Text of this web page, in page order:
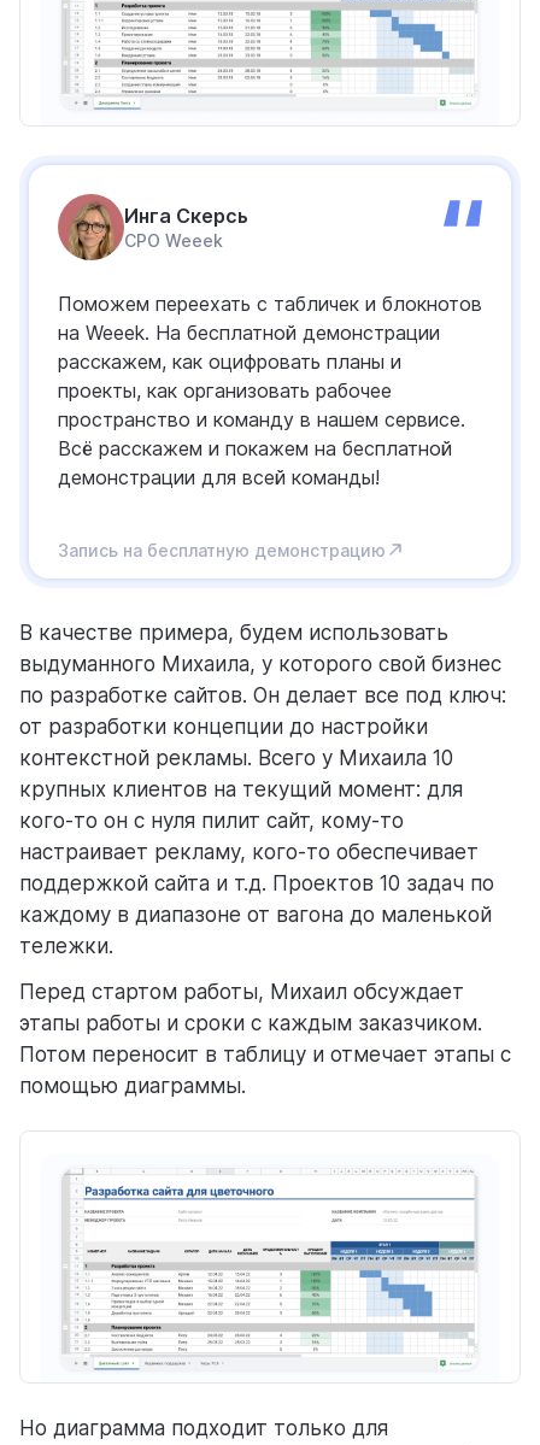
Инга Скерсь
CPO Weeek
Поможем переехать с табличек и блокнотов
на Weeek. На бесплатной демонстрации
расскажем, как оцифровать планы и
проекты, как организовать рабочее
пространство и команду в нашем сервисе.
Всё расскажем и покажем на бесплатной
демонстрации для всей команды!
Запись на бесплатную демонстрацию
В качестве примера, будем использовать
выдуманного Михаила, у которого свой бизнес
по разработке сайтов. Он делает все под ключ:
от разработки концепции до настройки
контекстной рекламы. Всего у Михаила 10
крупных клиентов на текущий момент: для
кого-то он с нуля пилит сайт, кому-то
настраивает рекламу, кого-то обеспечивает
поддержкой сайта и т.д. Проектов 10 задач по
каждому в диапазоне от вагона до маленькой
тележки.
Перед стартом работы, Михаил обсуждает
этапы работы и сроки с каждым заказчиком.
Потом переносит в таблицу и отмечает этапы с
помощью диаграммы.
Но диаграмма подходит только для